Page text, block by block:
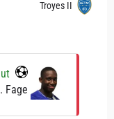
Troyes II
Fage